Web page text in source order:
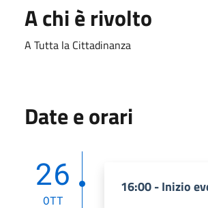
A chi è rivolto
A Tutta la Cittadinanza
Date e orari
26
OTT
16:00 - Inizio